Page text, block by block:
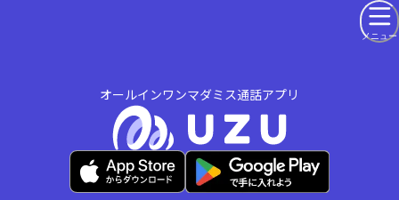
メニュー
オールインワンマダミス通話アプリ